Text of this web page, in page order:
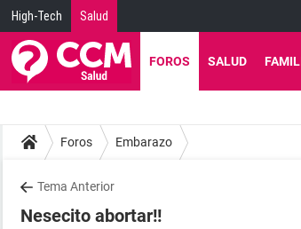
High-Tech Salud
FOROS SALUD
Foros Embarazo
Tema Anterior
Nesecito abortar!!